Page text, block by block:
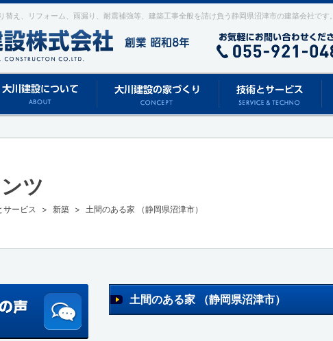
替え、リフォーム、雨漏り、耐震補強等、建築工事全般を請け負う静岡県沼津市の建築会社です。
ツ
サービス 新築 土間のある家 （静岡県沼津市）
土間のある家 （静岡県沼津市）